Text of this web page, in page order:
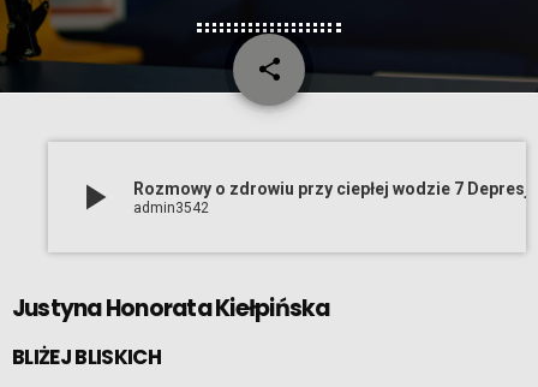
share
email
play_arrow admin3542
Justyna Honorata Kiełpińska
BLIŻEJ BLISKICH